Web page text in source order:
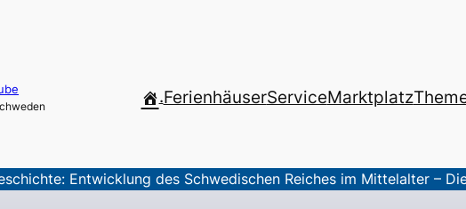
.FerienhäuserServiceMarktplatz
Entwicklung des Schwedischen Reiches im Mittelalter –